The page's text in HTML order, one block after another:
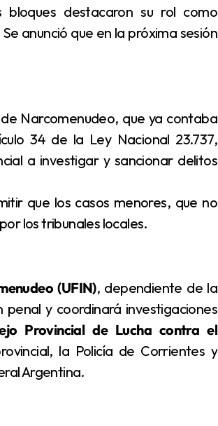
destacaron su rol como
anunció que en la próxima sesión
34 de la Ley Nacional 23.737,
a investigar y sancionar delitos
que los casos menores, que no
los tribunales locales.
(UFIN), dependiente de la
y coordinará investigaciones
Provincial de Lucha contra el
la Policía de Corrientes y
Argentina.